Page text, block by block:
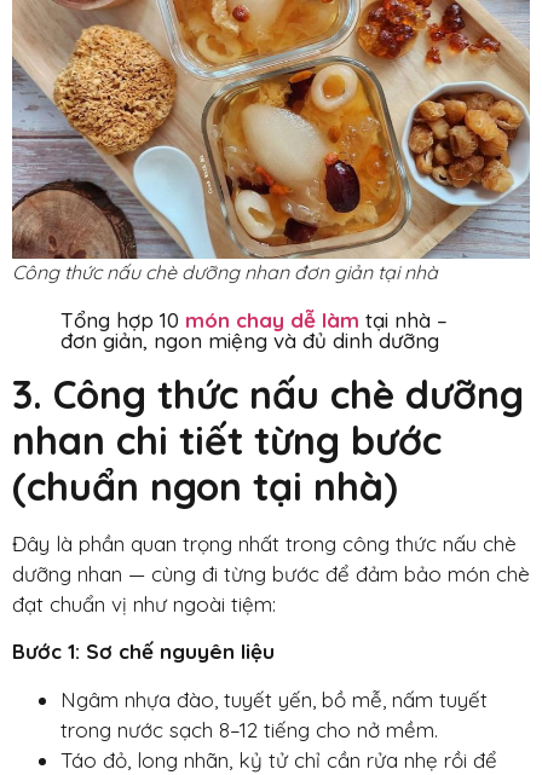
Công thức nấu chè dưỡng nhan đơn giản tại nhà
Tổng hợp 10 món chay dễ làm tại nhà –
đơn giản, ngon miệng và đủ dinh dưỡng
3. Công thức nấu chè dưỡng
nhan chi tiết từng bước
(chuẩn ngon tại nhà)
Đây là phần quan trọng nhất trong công thức nấu chè
dưỡng nhan — cùng đi từng bước để đảm bảo món chè
đạt chuẩn vị như ngoài tiệm:
Bước 1: Sơ chế nguyên liệu
Ngâm nhựa đào, tuyết yến, bồ mễ, nấm tuyết
trong nước sạch 8–12 tiếng cho nở mềm.
Táo đỏ, long nhãn, kỷ tử chỉ cần rửa nhẹ rồi để